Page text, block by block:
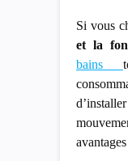
Si vous
et la
bains